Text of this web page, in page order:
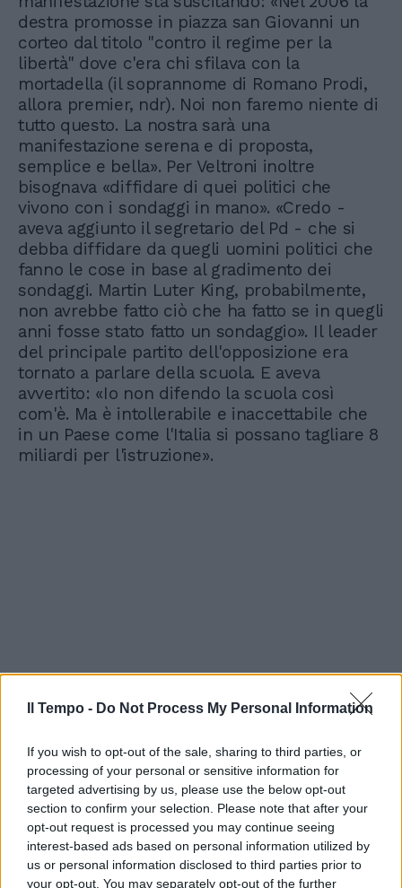
Il Tempo - Do Not Process My Personal Information
If you wish to opt-out of the sale, sharing to third parties, or
processing of your personal or sensitive information for
targeted advertising by us, please use the below opt-out
section to confirm your selection. Please note that after your
opt-out request is processed you may continue seeing
interest-based ads based on personal information utilized by
us or personal information disclosed to third parties prior to
your opt-out. You may separately opt-out of the further
destra promosse in piazza san Giovanni un
corteo dal titolo "contro il regime per la
libertà" dove c'era chi sfilava con la
mortadella (il soprannome di Romano Prodi,
allora premier, ndr). Noi non faremo niente di
tutto questo. La nostra sarà una
manifestazione serena e di proposta,
semplice e bella». Per Veltroni inoltre
bisognava «diffidare di quei politici che
vivono con i sondaggi in mano». «Credo -
aveva aggiunto il segretario del Pd - che si
debba diffidare da quegli uomini politici che
fanno le cose in base al gradimento dei
sondaggi. Martin Luter King, probabilmente,
non avrebbe fatto ciò che ha fatto se in quegli
anni fosse stato fatto un sondaggio». Il leader
del principale partito dell'opposizione era
tornato a parlare della scuola. E aveva
avvertito: «Io non difendo la scuola così
com'è. Ma è intollerabile e inaccettabile che
in un Paese come l'Italia si possano tagliare 8
miliardi per l'istruzione».